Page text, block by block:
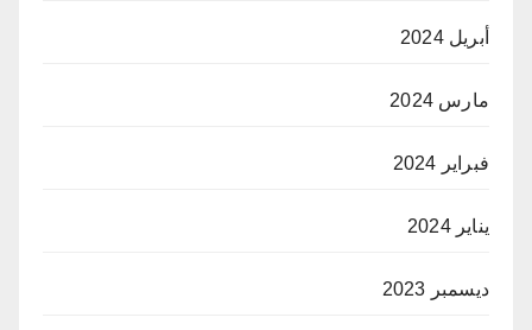
أبريل 2024
مارس 2024
فبراير 2024
يناير 2024
ديسمبر 2023